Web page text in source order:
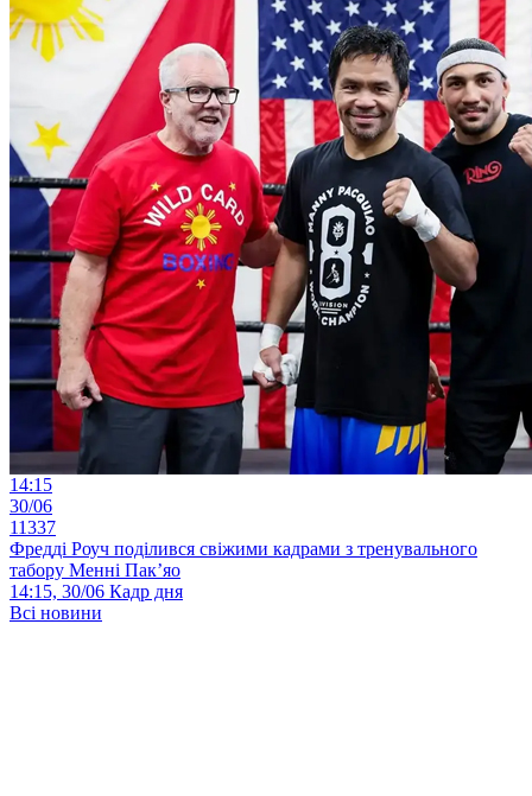
14:15
30/06
11337
Фредді Роуч поділився свіжими кадрами з тренувального
табору Менні Пак’яо
14:15, 30/06 Кадр дня
Всі новини